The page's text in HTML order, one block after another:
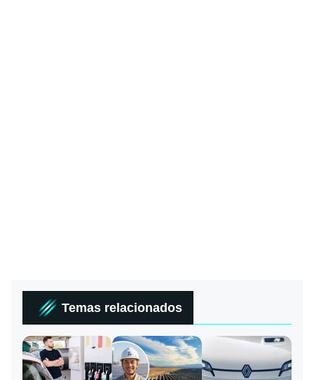
Temas relacionados